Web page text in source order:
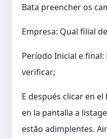
Bata preencher os
Empresa: Qual filial
Período Inicial e
verificar;
E después clicar en
en la pantalla a
estão adimplentes.